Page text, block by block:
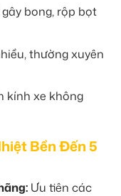
bong, rộp bọt
thường xuyên
kính xe không
Bền Đến 5
Ưu tiên các